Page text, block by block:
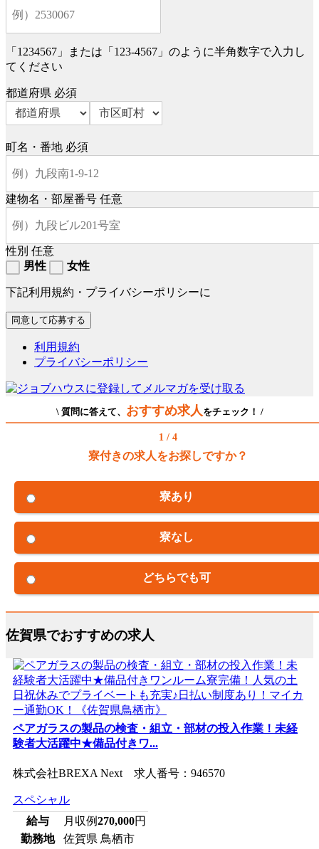
「1234567」または「123-4567」のように半角数字で入力し
てください
都道府県 必須
町名・番地 必須
建物名・部屋番号 任意
性別 任意
男性
女性
下記利用規約・プライバシーポリシーに
利用規約
プライバシーポリシー
\ 質問に答えて、 おすすめ求人をチェック！ /
1 / 4
寮付きの求人をお探しですか？
寮あり
寮なし
どちらでも可
佐賀県でおすすめの求人
ペアガラスの製品の検査・組立・部材の投入作業！未経
験者大活躍中★備品付きワ...
株式会社BREXA Next 求人番号：946570
スペシャル
給与
月収例270,000円
勤務地
佐賀県 鳥栖市